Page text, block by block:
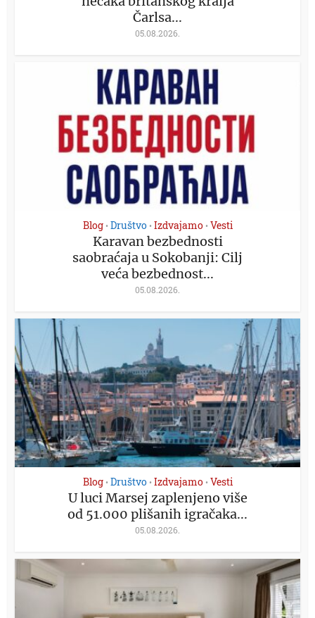
Čarlsa...
05.08.2026.
Blog • Društvo • Izdvajamo • Vesti
Karavan bezbednosti
saobraćaja u Sokobanji: Cilj
veća bezbednost...
05.08.2026.
Blog • Društvo • Izdvajamo • Vesti
U luci Marsej zaplenjeno više
od 51.000 plišanih igračaka...
05.08.2026.